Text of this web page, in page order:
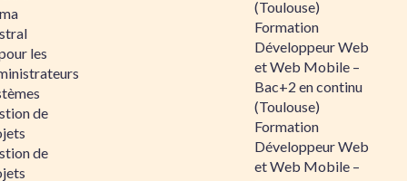
les
de
de
(Toulouse)
Formation
Développeur Web
et Web Mobile –
Bac+2 en continu
(Toulouse)
Formation
Développeur Web
et Web Mobile –